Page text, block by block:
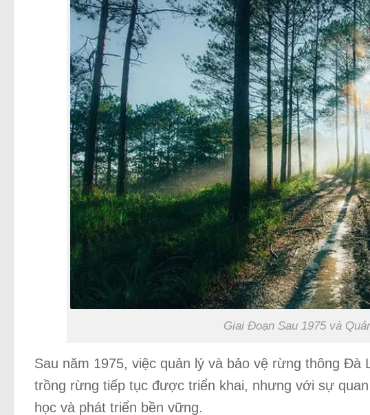
Giai Đoạn Sau 1975 và
Sau năm 1975, việc quản lý và bảo vệ rừng thông
trồng rừng tiếp tục được triển khai, nhưng với sự
học và phát triển bền vững.